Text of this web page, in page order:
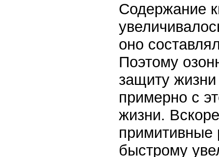
Содержание
оно
Поэтому
защиту
примерно с
жизни.
примитивные
быстрому